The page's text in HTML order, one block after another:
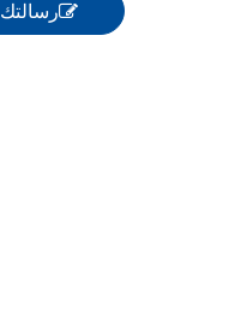
رسالتك